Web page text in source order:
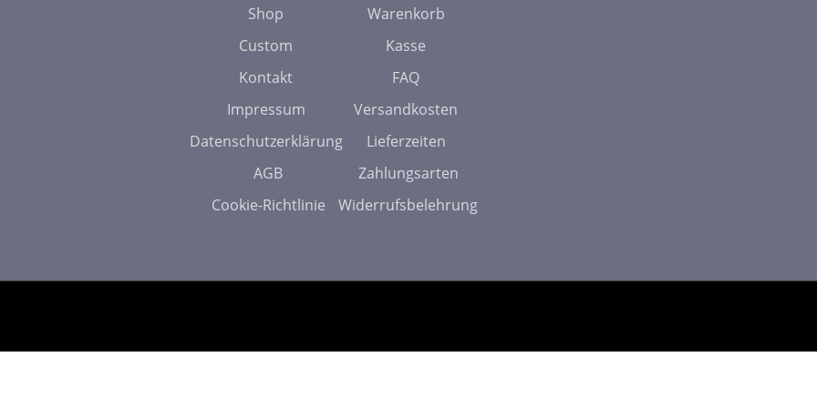
Shop
Custom
Kontakt
Impressum
Datenschutzerklärung
AGB
Cookie-Richtlinie
Warenkorb
Kasse
FAQ
Versandkosten
Lieferzeiten
Zahlungsarten
Widerrufsbelehrung